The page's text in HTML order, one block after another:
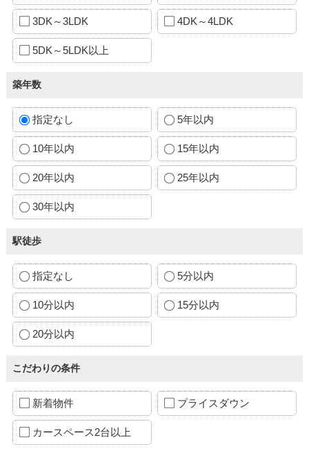
3DK～3LDK 4DK～4LDK
5DK～5LDK以上
築年数
指定なし 5年以内
10年以内 15年以内
20年以内 25年以内
30年以内
駅徒歩
指定なし 5分以内
10分以内 15分以内
20分以内
こだわりの条件
新着物件 プライスダウン
カースペース2台以上